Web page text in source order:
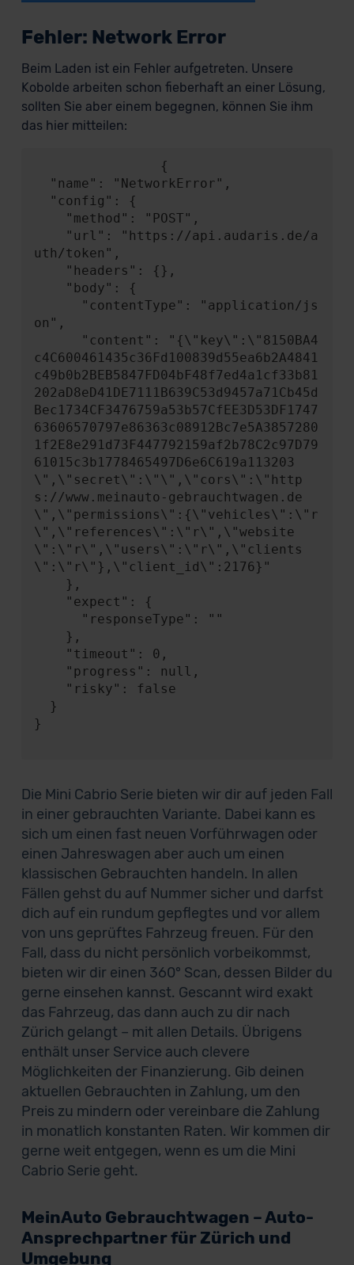
Fehler: Network Error
Beim Laden ist ein Fehler aufgetreten. Unsere
Kobolde arbeiten schon fieberhaft an einer Lösung,
sollten Sie aber einem begegnen, können Sie ihm
das hier mitteilen:
uth/token",
on",
c4C600461435c36Fd100839d55ea6b2A4841
c49b0b2BEB5847FD04bF48f7ed4a1cf33b81
202aD8eD41DE7111B639C53d9457a71Cb45d
Bec1734CF3476759a53b57CfEE3D53DF1747
63606570797e86363c08912Bc7e5A3857280
1f2E8e291d73F447792159af2b78C2c97D79
61015c3b1778465497D6e6C619a113203
\",\"secret\":\"\",\"cors\":\"http
s://www.meinauto-gebrauchtwagen.de
\",\"permissions\":{\"vehicles\":\"r
\",\"references\":\"r\",\"website
\":\"r\",\"users\":\"r\",\"clients
\":\"r\"},\"client_id\":2176}"
}
Die Mini Cabrio Serie bieten wir dir auf jeden Fall
in einer gebrauchten Variante. Dabei kann es
sich um einen fast neuen Vorführwagen oder
einen Jahreswagen aber auch um einen
klassischen Gebrauchten handeln. In allen
Fällen gehst du auf Nummer sicher und darfst
dich auf ein rundum gepflegtes und vor allem
von uns geprüftes Fahrzeug freuen. Für den
Fall, dass du nicht persönlich vorbeikommst,
bieten wir dir einen 360° Scan, dessen Bilder du
gerne einsehen kannst. Gescannt wird exakt
das Fahrzeug, das dann auch zu dir nach
Zürich gelangt – mit allen Details. Übrigens
enthält unser Service auch clevere
Möglichkeiten der Finanzierung. Gib deinen
aktuellen Gebrauchten in Zahlung, um den
Preis zu mindern oder vereinbare die Zahlung
in monatlich konstanten Raten. Wir kommen dir
gerne weit entgegen, wenn es um die Mini
Cabrio Serie geht.
MeinAuto Gebrauchtwagen – Auto-
Ansprechpartner für Zürich und
Umgebung